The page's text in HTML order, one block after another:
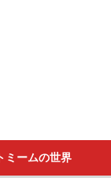
ミームの世界